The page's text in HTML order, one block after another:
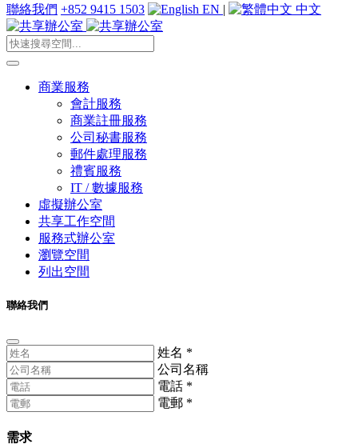
聯絡我們 +852 9415 1503 EN | 中文
商業服務
會計服務
商業註冊服務
公司秘書服務
郵件處理服務
禮賓服務
IT / 數據服務
虛擬辦公室
共享工作空間
服務式辦公室
瀏覽空間
列出空間
聯絡我們
姓名 *
公司名稱
電話 *
電郵 *
需求